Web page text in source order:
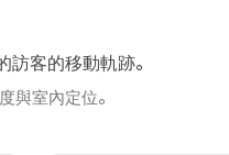
客的移動軌跡。
與室內定位。